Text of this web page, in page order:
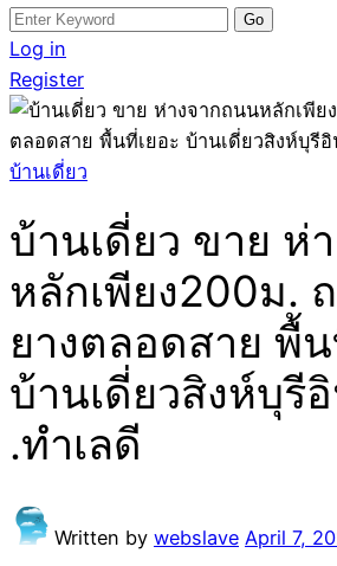
Search
for:
Log in
Register
บ้านเดี่ยว
บ้านเดี่ยว ขาย ห่
หลักเพียง200ม.
ยางตลอดสาย พื้น
บ้านเดี่ยวสิงห์บุรี
.ทำเลดี
Written by webslave April 7,